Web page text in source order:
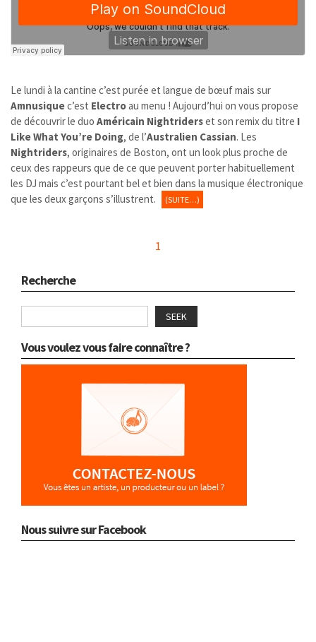
Le lundi à la cantine c’est purée et langue de bœuf mais sur
Amnusiquec’est Electroau menu ! Aujourd’hui on vous propose
de découvrir le duo Américain Nightriderset son remix du titre I
Like What You’re Doing, de l’Australien Cassian. Les
Nightriders, originaires de Boston, ont un look plus proche de
ceux des rappeurs que de ce que peuvent porter habituellement
les DJ mais c’est pourtant bel et bien dans la musique électronique
que les deux garçons s’illustrent.
(SUITE…)
1
Recherche
SEEK
Vous voulez vous faire connaître ?
Nous suivre sur Facebook